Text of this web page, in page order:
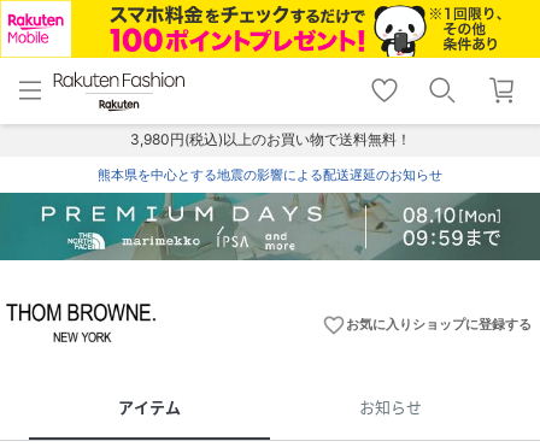
menu home
トップ
shopping_cart lock_outline
ログイン
3,980円(税込)以上のお買い物で送料無料！
熊本県を中心とする地震の影響による配送遅延のお知らせ
favorite_borderお気に入りショップに登録する
アイテム お知らせ